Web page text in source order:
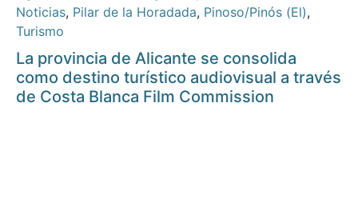
Noticias, Pilar de la Horadada, Pinoso/Pinós (El),
Turismo
La provincia de Alicante se consolida
como destino turístico audiovisual a través
de Costa Blanca Film Commission